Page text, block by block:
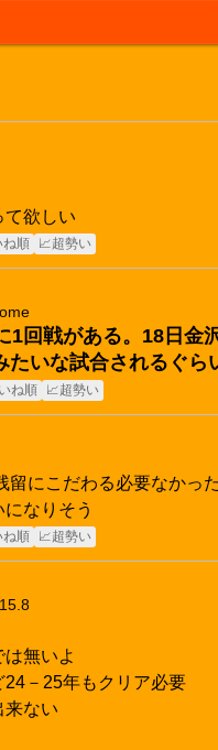
て欲しい
ね順 📈超勢い
1回戦がある。18日金
たいな試合されるぐ
ね順 📈超勢い
留にこだわる必要なかっ
なりそう
ね順 📈超勢い
無いよ
－25年もクリア必要
来ない